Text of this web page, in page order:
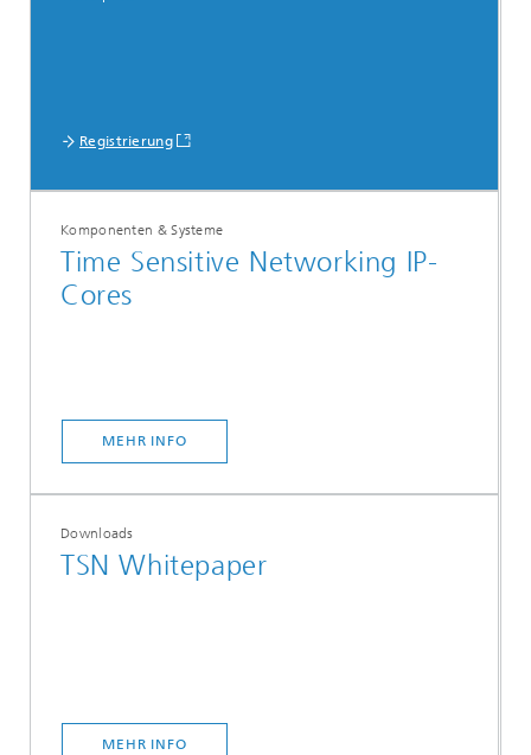
Registrierung
Komponenten & Systeme
Time Sensitive Networking IP-
Cores
MEHR INFO
Downloads
TSN Whitepaper
MEHR INFO